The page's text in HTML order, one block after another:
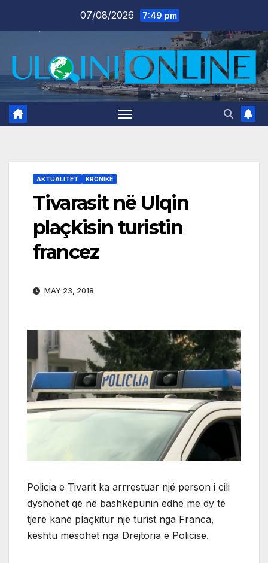
07/08/2026 7:49 pm
AKTUALITET KRONIKË
Tivarasit në Ulqin
plaçkisin turistin
francez
MAY 23, 2018
Policia e Tivarit ka arrrestuar një person i cili
dyshohet që në bashkëpunin edhe me dy të
tjerë kanë plaçkitur një turist nga Franca,
kështu mësohet nga Drejtoria e Policisë.